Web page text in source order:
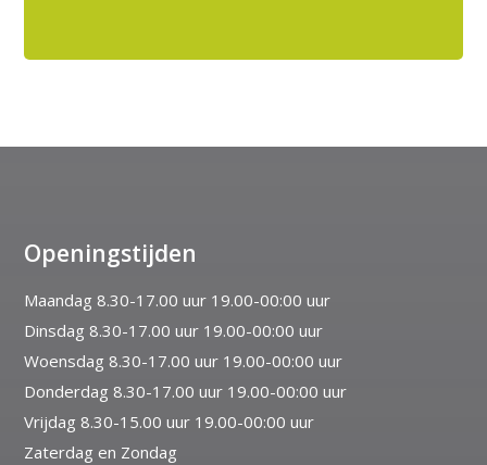
Openingstijden
Maandag 8.30-17.00 uur 19.00-00:00 uur
Dinsdag 8.30-17.00 uur 19.00-00:00 uur
Woensdag 8.30-17.00 uur 19.00-00:00 uur
Donderdag 8.30-17.00 uur 19.00-00:00 uur
Vrijdag 8.30-15.00 uur 19.00-00:00 uur
Zaterdag en Zondag